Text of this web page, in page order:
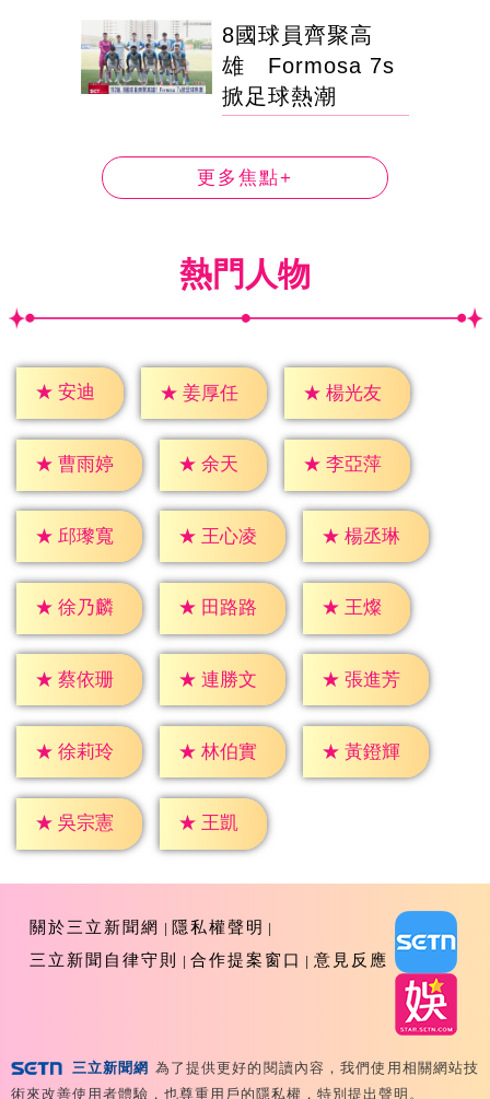
8國球員齊聚高
雄 Formosa 7s
掀足球熱潮
更多焦點+
熱門人物
★ 安迪 ★ 姜厚任 ★ 楊光友
★ 曹雨婷 ★ 余天 ★ 李亞萍
★ 邱瓈寬 ★ 王心凌 ★ 楊丞琳
★ 徐乃麟 ★ 田路路 ★ 王燦
★ 蔡依珊 ★ 連勝文 ★ 張進芳
★ 徐莉玲 ★ 林伯實 ★ 黃鐙輝
★ 吳宗憲 ★ 王凱
關於三立新聞網
隱私權聲明
三立新聞自律守則
合作提案窗口 意見反應
Copyright ©2026 Sanlih E-Television All Rights
三立新聞網 為了提供更好的閱讀內容，我們使用相關網站技
術來改善使用者體驗，也尊重用戶的隱私權，特別提出聲明。